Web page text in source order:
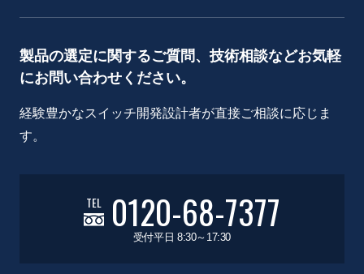
製品の選定に関するご質問、技術相談などお気軽
にお問い合わせください。
経験豊かなスイッチ開発設計者が直接ご相談に応じま
す。
TEL 0120-68-7377
受付平日 8:30～17:30